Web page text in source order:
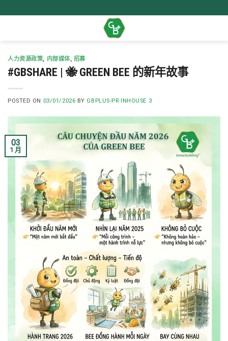
to
人力资源政策, 内部媒体, 招募
#GBSHARE | 🐝 GREEN BEE 的新年故事
POSTED ON 03/01/2026 BY GBPLUS-PR INHOUSE 3
03
1 月